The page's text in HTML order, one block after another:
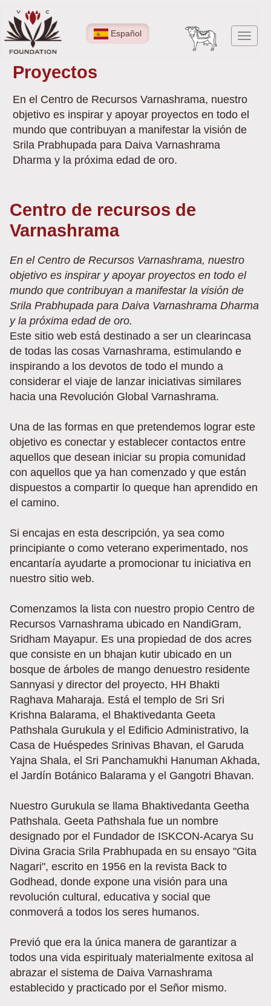
Pasar
al
contenido
Español
Proyectos
En el Centro de Recursos Varnashrama, nuestro
objetivo es inspirar y apoyar proyectos en todo el
mundo que contribuyan a manifestar la visión de
Srila Prabhupada para Daiva Varnashrama
Dharma y la próxima edad de oro.
Centro de recursos de
Varnashrama
En el Centro de Recursos Varnashrama, nuestro
objetivo es inspirar y apoyar proyectos en todo el
mundo que contribuyan a manifestar la visión de
Srila Prabhupada para Daiva Varnashrama Dharma
y la próxima edad de oro.
Este sitio web está destinado a ser un clearincasa
de todas las cosas Varnashrama, estimulando e
inspirando a los devotos de todo el mundo a
considerar el viaje de lanzar iniciativas similares
hacia una Revolución Global Varnashrama.
Una de las formas en que pretendemos lograr este
objetivo es conectar y establecer contactos entre
aquellos que desean iniciar su propia comunidad
con aquellos que ya han comenzado y que están
dispuestos a compartir lo queque han aprendido en
el camino.
Si encajas en esta descripción, ya sea como
principiante o como veterano experimentado, nos
encantaría ayudarte a promocionar tu iniciativa en
nuestro sitio web.
Comenzamos la lista con nuestro propio Centro de
Recursos Varnashrama ubicado en NandiGram,
Sridham Mayapur. Es una propiedad de dos acres
que consiste en un bhajan kutir ubicado en un
bosque de árboles de mango denuestro residente
Sannyasi y director del proyecto, HH Bhakti
Raghava Maharaja. Está el templo de Sri Sri
Krishna Balarama, el Bhaktivedanta Geeta
Pathshala Gurukula y el Edificio Administrativo, la
Casa de Huéspedes Srinivas Bhavan, el Garuda
Yajna Shala, el Sri Panchamukhi Hanuman Akhada,
el Jardín Botánico Balarama y el Gangotri Bhavan.
Nuestro Gurukula se llama Bhaktivedanta Geetha
Pathshala. Geeta Pathshala fue un nombre
designado por el Fundador de ISKCON-Acarya Su
Divina Gracia Srila Prabhupada en su ensayo "Gita
Nagari", escrito en 1956 en la revista Back to
Godhead, donde expone una visión para una
revolución cultural, educativa y social que
conmoverá a todos los seres humanos.
Previó que era la única manera de garantizar a
todos una vida espiritualy materialmente exitosa al
abrazar el sistema de Daiva Varnashrama
establecido y practicado por el Señor mismo.